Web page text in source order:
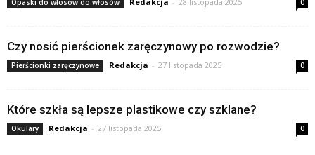
Czy nosić pierścionek zaręczynowy po rozwodzie?
Pierścionki zaręczynowe Redakcja - 27 listopada 2025 0
Które szkła są lepsze plastikowe czy szklane?
Okulary Redakcja - 27 listopada 2025 0